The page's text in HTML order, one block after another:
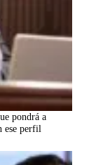
pondrá a
ese perfil